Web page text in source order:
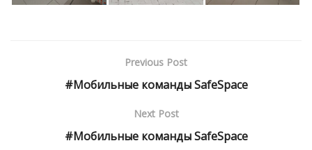
Previous Post
#Мобильные команды SafeSpace
Next Post
#Мобильные команды SafeSpace